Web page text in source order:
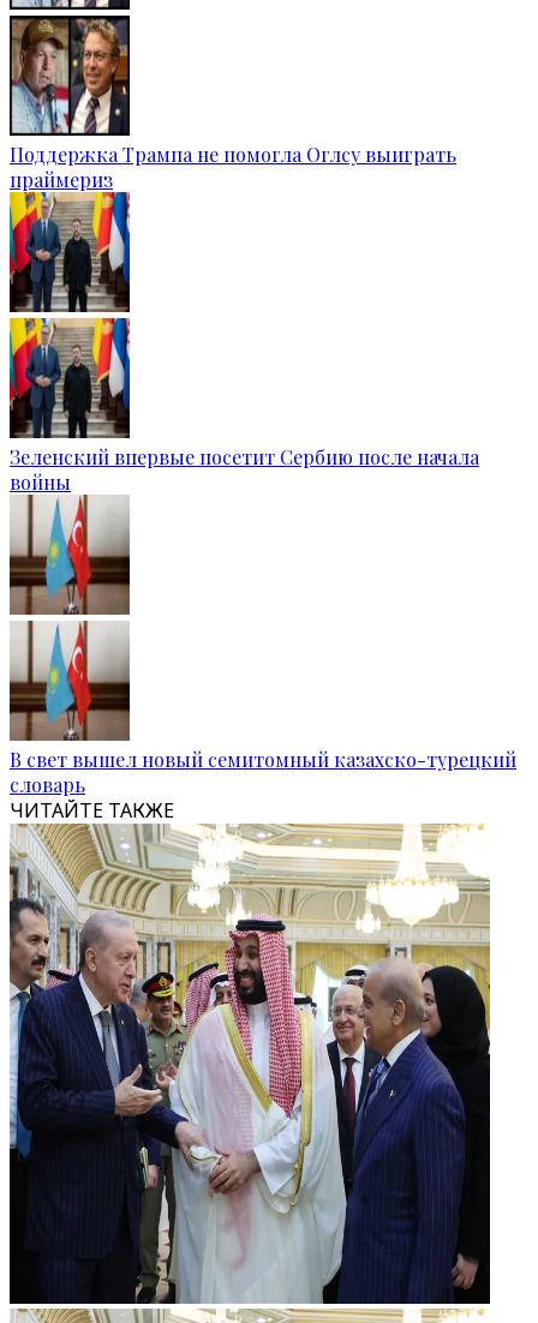
Поддержка Трампа не помогла Оглсу выиграть
праймериз
Зеленский впервые посетит Сербию после начала
войны
В свет вышел новый семитомный казахско-турецкий
словарь
ЧИТАЙТЕ ТАКЖЕ